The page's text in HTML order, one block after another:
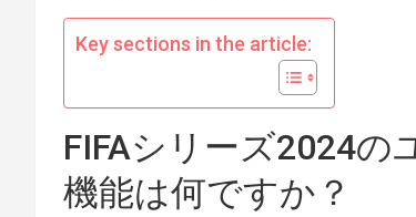
Key sections in the article:
FIFAシリーズ2024の
機能は何ですか？